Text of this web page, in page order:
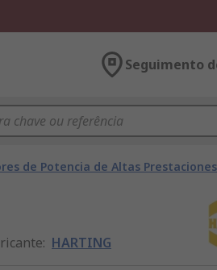
Seguimento
de Potencia de Altas Prestaciones
: HARTING